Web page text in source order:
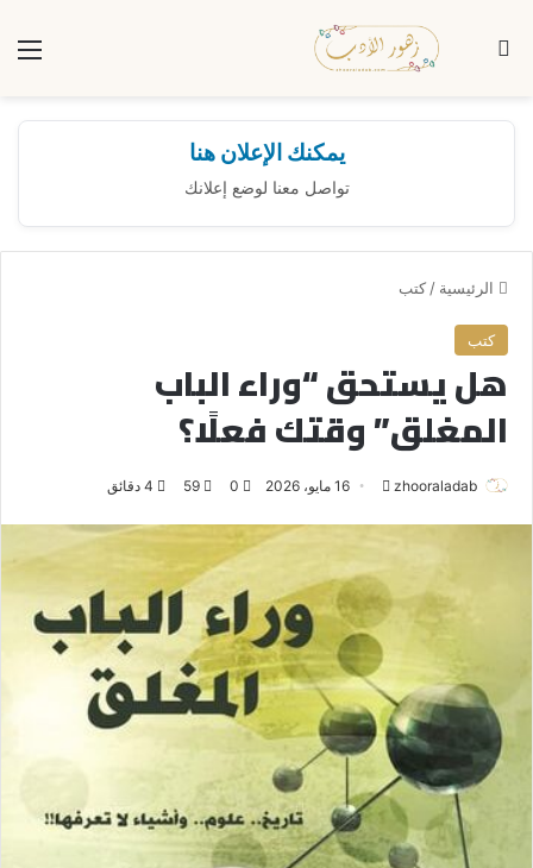
بحث عن
يمكنك الإعلان هنا
تواصل معنا لوضع إعلانك
الرئيسية /كتب
كتب
هل يستحق “وراء الباب
المغلق” وقتك فعلًا؟
zhooraladab
ل
ب
ر
ي
د
ا
إ
ك
ر
16 مايو، 2026 0
59